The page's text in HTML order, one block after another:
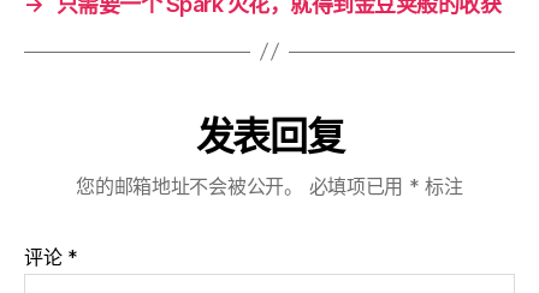
发表回复
您的邮箱地址不会被公开。 必填项已用 * 标注
评论 *